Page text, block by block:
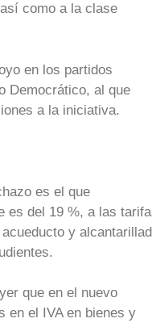
como a la clase
en los partidos
Democrático, al que
a la iniciativa.
es el que
es del 19 %, a las
y
que en el nuevo
en el IVA en bienes y